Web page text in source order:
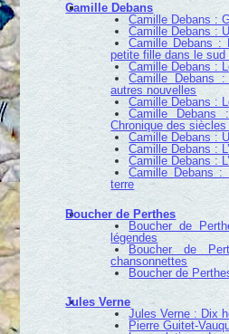
Camille Debans
Camille Debans :
Camille Debans :
Camille Debans :
petite fille dans le sud
Camille Debans :
Camille Debans
autres nouvelles
Camille Debans :
Camille Debans
Chronique des
Camille Debans :
Camille Debans :
Camille Debans :
Camille Debans :
terre
Boucher de Perthes
Boucher de
légendes
Boucher de
chansonnettes
Boucher de
Jules Verne
Jules Verne : Dix
Pierre Guitet-